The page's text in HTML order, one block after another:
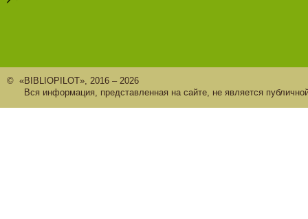
© «BIBLIOPILOT», 2016 – 2026
Вся информация, представленная на сайте, не является